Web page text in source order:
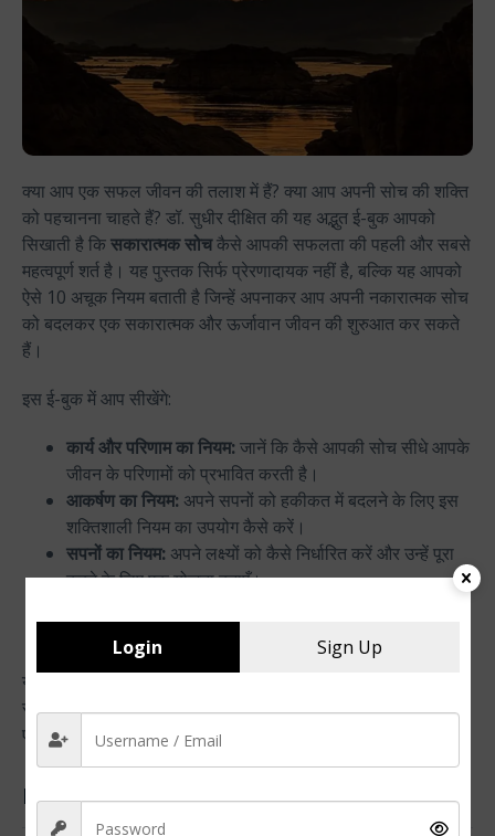
क्या आप एक सफल जीवन की तलाश में हैं? क्या आप अपनी सोच की शक्ति
को पहचानना चाहते हैं? डॉ. सुधीर दीक्षित की यह अद्भुत ई-बुक आपको
सिखाती है किसकारात्मक सोचकैसे आपकी सफलता की पहली और सबसे
महत्वपूर्ण शर्त है। यह पुस्तक सिर्फ प्रेरणादायक नहीं है, बल्कि यह आपको
ऐसे 10 अचूक नियम बताती है जिन्हें अपनाकर आप अपनी नकारात्मक सोच
को बदलकर एक सकारात्मक और ऊर्जावान जीवन की शुरुआत कर सकते
हैं।
इस ई-बुक में आप सीखेंगे:
कार्य और परिणाम का नियम: जानें कि कैसे आपकी सोच सीधे आपके
जीवन के परिणामों को प्रभावित करती है।
आकर्षण का नियम: अपने सपनों को हकीकत में बदलने के लिए इस
शक्तिशाली नियम का उपयोग कैसे करें।
सपनों का नियम: अपने लक्ष्यों को कैसे निर्धारित करें और उन्हें पूरा
करने के लिए एक योजना बनाएँ।
यह ई-बुक उन सभी के लिए है जो अपने व्यक्तिगत और पेशेवर जीवन में
सकारात्मक बदलाव लाना चाहते हैं। आज ही अपनी कॉपी प्राप्त करें और
एक सफल और खुशहाल जीवन की शुरुआत करें!
Popular courses
Login Sign Up